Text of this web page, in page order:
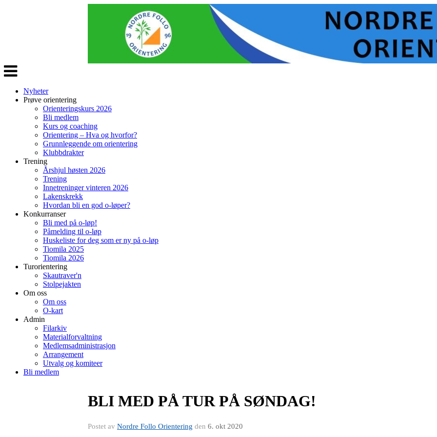
Veksle
navigasjon
Nyheter
Prøve orientering
Orienteringskurs 2026
Bli medlem
Kurs og coaching
Orientering – Hva og hvorfor?
Grunnleggende om orientering
Klubbdrakter
Trening
Årshjul høsten 2026
Trening
Innetreninger vinteren 2026
Lakenskrekk
Hvordan bli en god o-løper?
Konkurranser
Bli med på o-løp!
Påmelding til o-løp
Huskeliste for deg som er ny på o-løp
Tiomila 2025
Tiomila 2026
Turorientering
Skautraver'n
Stolpejakten
Om oss
Om oss
O-kart
Admin
Filarkiv
Materialforvaltning
Medlemsadministrasjon
Arrangement
Utvalg og komiteer
Bli medlem
BLI MED PÅ TUR PÅ SØNDAG!
Postet av Nordre Follo Orientering den 6. okt 2020